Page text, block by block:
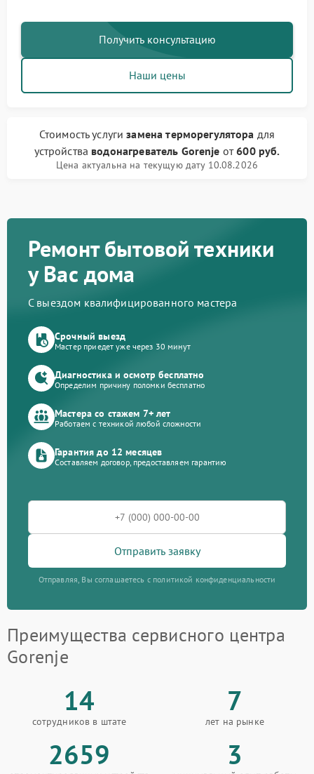
Получить консультацию
Наши цены
Стоимость услугизамена терморегулятора для
устройства водонагреватель Gorenje от600 руб.
Цена актуальна на текущую дату 10.08.2026
Ремонт бытовой техники
у Вас дома
С выездом квалифицированного мастера
Срочный выезд
Мастер приедет уже через 30 минут
Диагностика и осмотр бесплатно
Определим причину поломки бесплатно
Мастера со стажем 7+ лет
Работаем с техникой любой сложности
Гарантия до 12 месяцев
Составляем договор, предоставляем гарантию
Отправить заявку
Отправляя, Вы соглашаетесь с политикой конфиденциальности
Преимущества сервисного центра
Gorenje
14
сотрудников в штате
7
лет на рынке
2659 3